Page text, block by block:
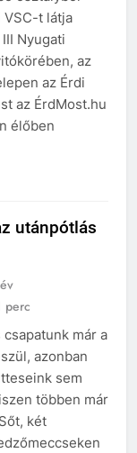
t látja
Nyugati
az
az Érdi
az ÉrdMost.hu
élőben
utánpótlás
perc
már a
azonban
sem
többen már
két